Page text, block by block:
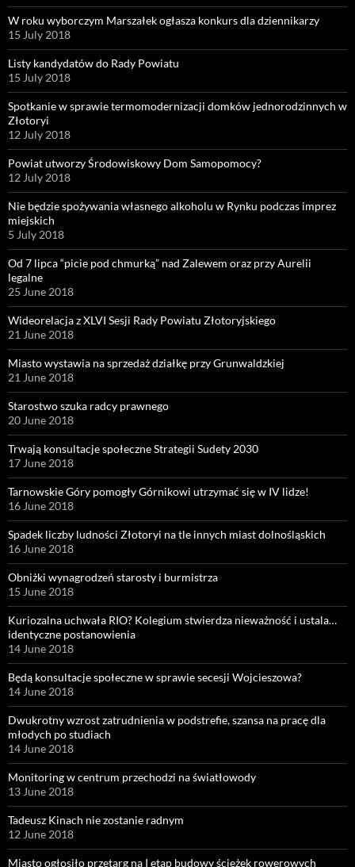
W roku wyborczym Marszałek ogłasza konkurs dla dziennikarzy
15 July 2018
Listy kandydatów do Rady Powiatu
15 July 2018
Spotkanie w sprawie termomodernizacji domków jednorodzinnych w
Złotoryi
12 July 2018
Powiat utworzy Środowiskowy Dom Samopomocy?
12 July 2018
Nie będzie spożywania własnego alkoholu w Rynku podczas imprez
miejskich
5 July 2018
Od 7 lipca “picie pod chmurką” nad Zalewem oraz przy Aurelii
legalne
25 June 2018
Wideorelacja z XLVI Sesji Rady Powiatu Złotoryjskiego
21 June 2018
Miasto wystawia na sprzedaż działkę przy Grunwaldzkiej
21 June 2018
Starostwo szuka radcy prawnego
20 June 2018
Trwają konsultacje społeczne Strategii Sudety 2030
17 June 2018
Tarnowskie Góry pomogły Górnikowi utrzymać się w IV lidze!
16 June 2018
Spadek liczby ludności Złotoryi na tle innych miast dolnośląskich
16 June 2018
Obniżki wynagrodzeń starosty i burmistrza
15 June 2018
Kuriozalna uchwała RIO? Kolegium stwierdza nieważność i ustala…
identyczne postanowienia
14 June 2018
Będą konsultacje społeczne w sprawie secesji Wojcieszowa?
14 June 2018
Dwukrotny wzrost zatrudnienia w podstrefie, szansa na pracę dla
młodych po studiach
14 June 2018
Monitoring w centrum przechodzi na światłowody
13 June 2018
Tadeusz Kinach nie zostanie radnym
12 June 2018
Miasto ogłosiło przetarg na I etap budowy ścieżek rowerowych